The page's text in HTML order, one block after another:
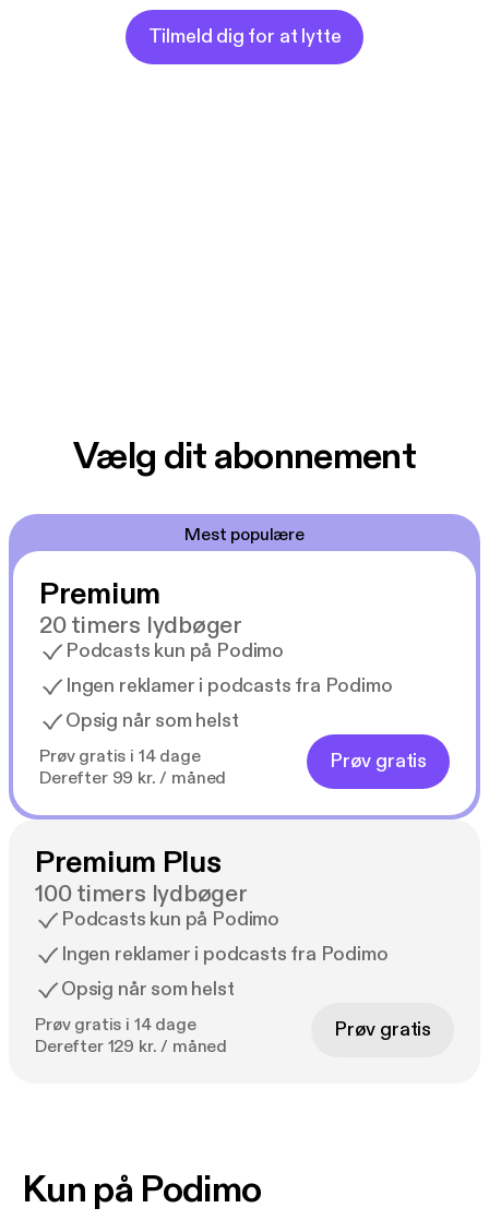
Tilmeld dig for at lytte
Vælg dit abonnement
Mest populære
Premium
20 timers lydbøger
Podcasts kun på Podimo
Ingen reklamer i podcasts fra Podimo
Opsig når som helst
Prøv gratis i 14 dage
Derefter 99 kr. / måned
Prøv gratis
Premium Plus
100 timers lydbøger
Podcasts kun på Podimo
Ingen reklamer i podcasts fra Podimo
Opsig når som helst
Prøv gratis i 14 dage
Derefter 129 kr. / måned
Prøv gratis
Kun på Podimo